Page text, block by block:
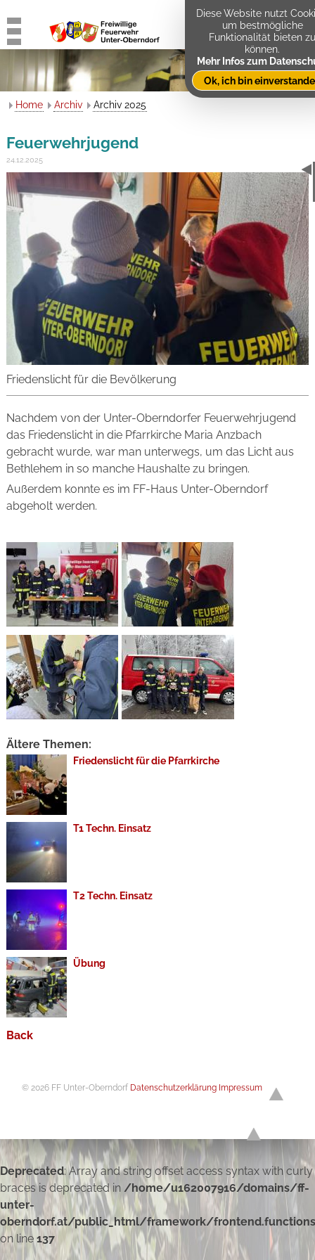
Home Archiv Archiv 2025
Feuerwehrjugend
24.12.2025
Friedenslicht für die Bevölkerung
Nachdem von der Unter-Oberndorfer Feuerwehrjugend
das Friedenslicht in die Pfarrkirche Maria Anzbach
gebracht wurde, war man unterwegs, um das Licht aus
Bethlehem in so manche Haushalte zu bringen.
Außerdem konnte es im FF-Haus Unter-Oberndorf
abgeholt werden.
Ältere Themen:
Friedenslicht für die Pfarrkirche
T1 Techn. Einsatz
T2 Techn. Einsatz
Übung
Back
© 2026 FF Unter-Oberndorf Datenschutzerklärung Impressum
Deprecated: Array and string offset access syntax with curly
braces is deprecated in /home/u162007916/domains/ff-
unter-
oberndorf.at/public_html/framework/
on line 137
Diese Website nutzt
um bestmögliche
Funktionalität bieten zu
können.
Mehr Infos zum
Ok, ich bin